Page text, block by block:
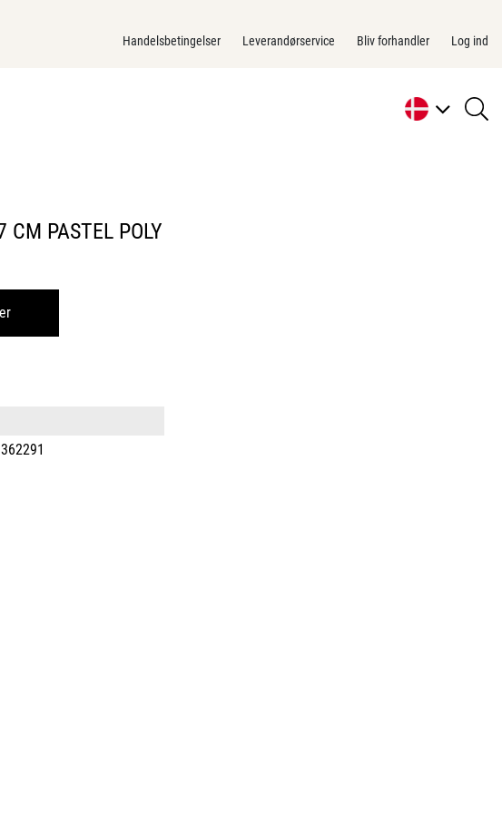
Handelsbetingelser Leverandørservice Bliv forhandler Log ind
CM PASTEL POLY